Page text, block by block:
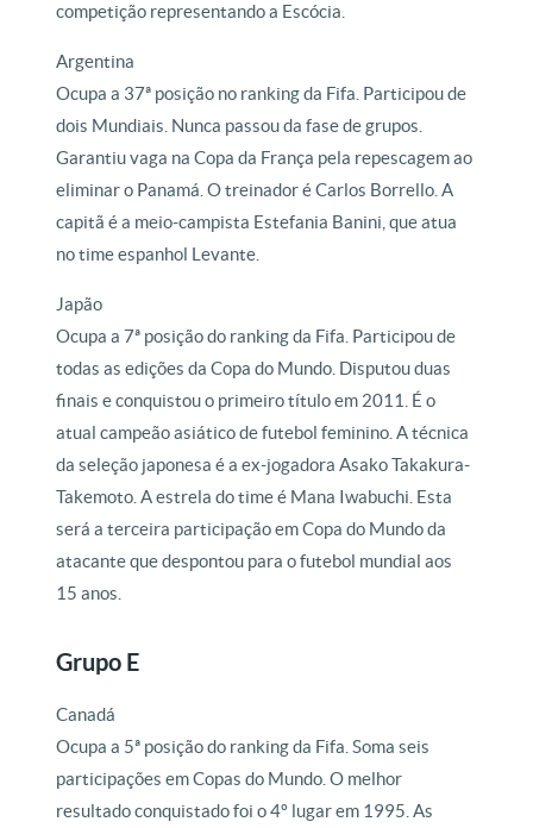
competição representando a Escócia.
Argentina
Ocupa a 37ª posição no ranking da Fifa. Participou de
dois Mundiais. Nunca passou da fase de grupos.
Garantiu vaga na Copa da França pela repescagem ao
eliminar o Panamá. O treinador é Carlos Borrello. A
capitã é a meio-campista Estefania Banini, que atua
no time espanhol Levante.
Japão
Ocupa a 7ª posição do ranking da Fifa. Participou de
todas as edições da Copa do Mundo. Disputou duas
finais e conquistou o primeiro título em 2011. É o
atual campeão asiático de futebol feminino. A técnica
da seleção japonesa é a ex-jogadora Asako Takakura-
Takemoto. A estrela do time é Mana Iwabuchi. Esta
será a terceira participação em Copa do Mundo da
atacante que despontou para o futebol mundial aos
15 anos.
Grupo E
Canadá
Ocupa a 5ª posição do ranking da Fifa. Soma seis
participações em Copas do Mundo. O melhor
resultado conquistado foi o 4º lugar em 1995. As